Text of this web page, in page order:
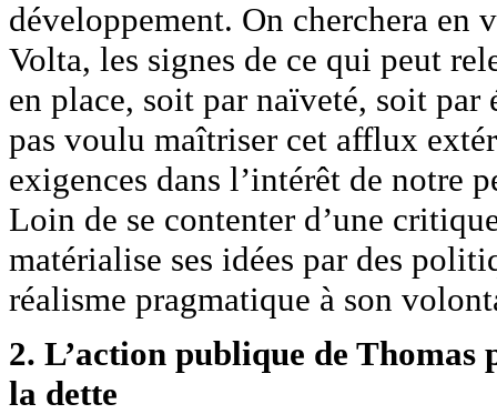
développement. On cherchera en
Volta, les signes de ce qui peut
en place, soit par naïveté, soit par
pas voulu maîtriser cet afflux
exigences dans l’intérêt de notre
Loin de se contenter d’une
matérialise ses idées par des
réalisme pragmatique à son
2. L’action publique de
la dette